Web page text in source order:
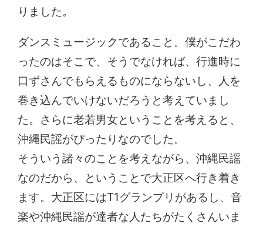
りました。
ダンスミュージックであること。僕がこだわ
ったのはそこで、そうでなければ、行進時に
口ずさんでもらえるものにならないし、人を
巻き込んでいけないだろうと考えていまし
た。さらに老若男女ということを考えると、
沖縄民謡がぴったりなのでした。
そういう諸々のことを考えながら、沖縄民謡
なのだから、ということで大正区へ行き着き
ます。大正区にはT1グランプリがあるし、音
楽や沖縄民謡が達者な人たちがたくさんいま